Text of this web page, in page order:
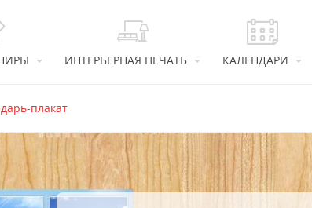
ИНТЕРЬЕРНАЯ ПЕЧАТЬ КАЛЕНДАРИ
плакат